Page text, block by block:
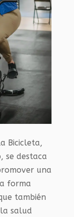
Bicicleta,
se destaca
una
forma
también
salud